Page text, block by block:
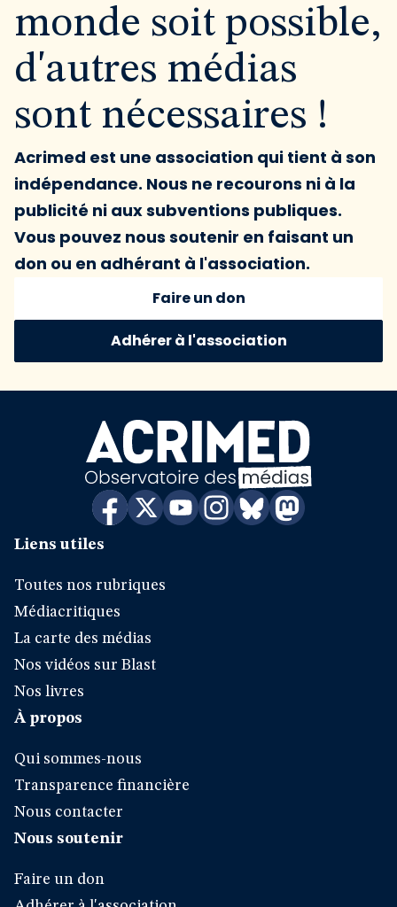
monde soit possible,
d'autres médias
sont nécessaires !
Acrimed est une association qui tient à son
indépendance. Nous ne recourons ni à la
publicité ni aux subventions publiques.
Vous pouvez nous soutenir en faisant un
don ou en adhérant à l'association.
Faire un don
Adhérer à l'association
Liens utiles
Toutes nos rubriques
Médiacritiques
La carte des médias
Nos vidéos sur Blast
Nos livres
À propos
Qui sommes-nous
Transparence financière
Nous contacter
Nous soutenir
Faire un don